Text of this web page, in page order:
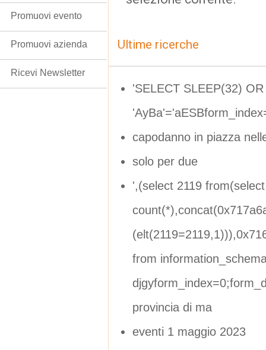
Ultime ricerche
'SELECT SLEEP(32) OR
capodanno in piazza
solo per due
',(select 2119 from(select
from
provincia di ma
eventi 1 maggio 2023
Promuovi evento
Promuovi azienda
Ricevi Newsletter